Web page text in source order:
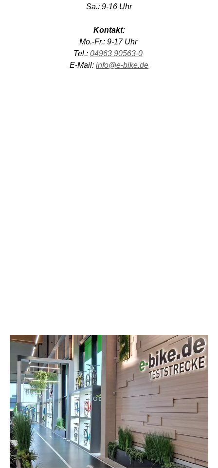
Sa.: 9-16 Uhr
Kontakt:
Mo.-Fr.: 9-17 Uhr
Tel.: 04963 90563-0
E-Mail: info@e-bike.de